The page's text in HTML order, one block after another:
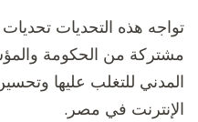
تواجه هذه التحديات
مشتركة من الحكومة
المدني للتغلب عليها
الإنترنت في مصر.